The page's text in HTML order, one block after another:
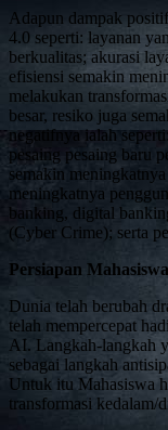
Adapun dampak
4.0 seperti: layanan
berkualitas; akurasi
efisiensi semakin
melakukan
besar, resiko juga
negatifnya ialah
pesaing pesaing baru
semakin
meningkatnya
banking, digital
(Cyber Crime); serta
Persiapan
Dunia telah berubah
telah mempercepat
AI. Langkah-langkah
sebagai langkah
Untuk itu Mahasiswa
transformasi kedalam/